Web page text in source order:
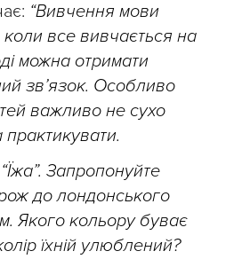
“Вивчення мови
все вивчається на
можна отримати
зв’язок. Особливо
важливо не сухо
Запропонуйте
до лондонського
Якого кольору буває
їхній улюблений?